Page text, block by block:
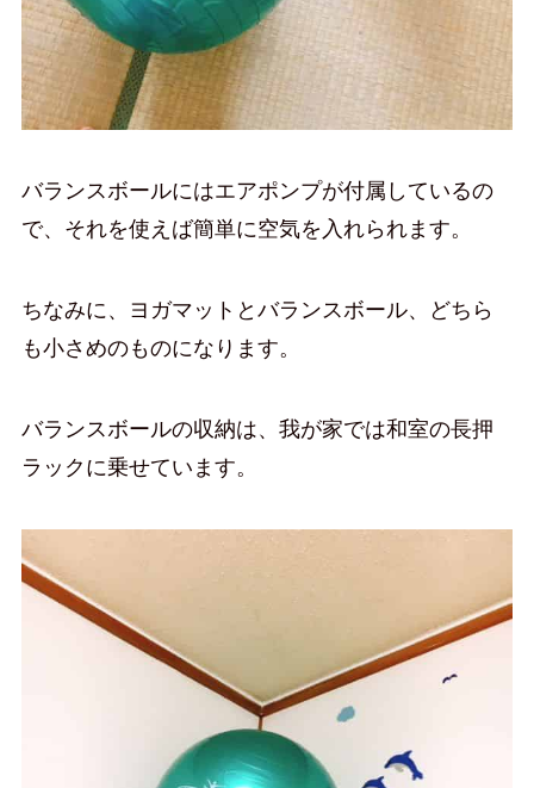
バランスボールにはエアポンプが付属しているの
で、それを使えば簡単に空気を入れられます。
ちなみに、ヨガマットとバランスボール、どちら
も小さめのものになります。
バランスボールの収納は、我が家では和室の長押
ラックに乗せています。